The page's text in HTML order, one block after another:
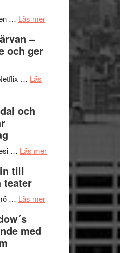
och
Scully
–
och
… Läs merom
vidsträckta
–
och ger
… Läs
och
… Läs merom
Hannes
Roland
avslutar
till
teater
… Läs merom
Malmöfestivalen
med